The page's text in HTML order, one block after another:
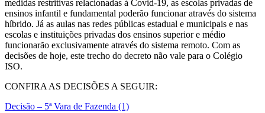
medidas restritivas relacionadas à Covid-19, as escolas privadas de
ensinos infantil e fundamental poderão funcionar através do sistema
híbrido. Já as aulas nas redes públicas estadual e municipais e nas
escolas e instituições privadas dos ensinos superior e médio
funcionarão exclusivamente através do sistema remoto. Com as
decisões de hoje, este trecho do decreto não vale para o Colégio
ISO.
CONFIRA AS DECISÕES A SEGUIR:
Decisão – 5ª Vara de Fazenda (1)